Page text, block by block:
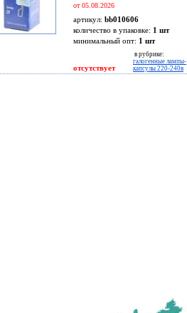
от 05.08.2026
артикул: bb010606
количество в упаковке: 1 шт
минимальный опт: 1 шт
отсутствует
в рубрике:
галогенные лампы-
капсулы 220-240в